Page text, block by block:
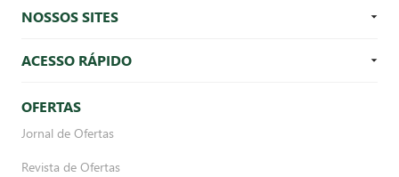
NOSSOS SITES
ACESSO RÁPIDO
OFERTAS
Jornal de Ofertas
Revista de Ofertas